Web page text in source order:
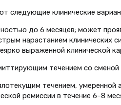
следующие клинические
до 6 месяцев; может
нарастанием клинических
выраженной клинической
течением со сменой
течением, умеренной
ремиссии в течение 6–8